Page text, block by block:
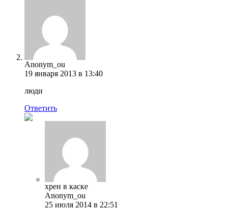
Anonym_ou
19 января 2013 в 13:40
люди
Ответить
хрен в каске
Anonym_ou
25 июля 2014 в 22:51